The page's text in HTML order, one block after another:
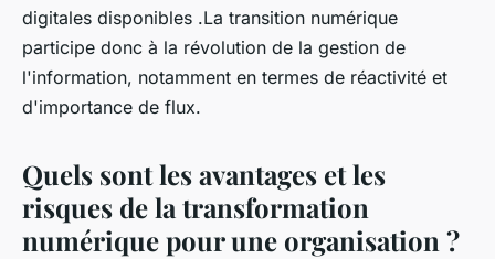
digitales disponibles .La transition numérique
participe donc à la révolution de la gestion de
l'information, notamment en termes de réactivité et
d'importance de flux.
Quels sont les avantages et les
risques de la transformation
numérique pour une organisation ?